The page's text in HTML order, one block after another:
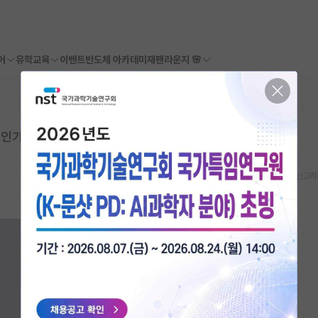
유학교육 이벤트반도체 아카데미 재팬라운지 🌸
가.
스크랩